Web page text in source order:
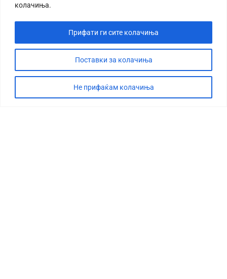
колачиња.
Поставки за колачиња
Не прифаќам колачиња
Прифати ги сите колачиња